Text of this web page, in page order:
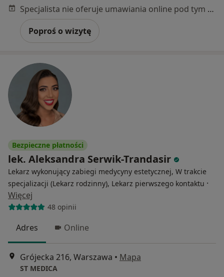
Specjalista nie oferuje umawiania online pod tym adresem.
Poproś o wizytę
Bezpieczne płatności
lek. Aleksandra Serwik-Trandasir
Lekarz wykonujący zabiegi medycyny estetycznej, W trakcie
specjalizacji (Lekarz rodzinny), Lekarz pierwszego kontaktu ·
Więcej
48 opinii
Adres Online
Grójecka 216, Warszawa • Mapa
ST MEDICA